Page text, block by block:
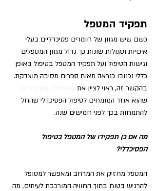
תפקיד המטפל
כשם שיש מגוון של חומרים פסיכדליים בעלי
איכויות וסגולות שונות כך גדול מגוון המטפלים
וגישות הטיפול ועל תפקיד המטפל בטיפול באופן
כללי נכתבו כנראה מאות ספרים מסיבה מוצדקת.
בהקשר זה, ראוי לציין את
שהוא אחד המומחים לטיפול הפסיכדלי שהחל
להתמחות בכך לפני חמישים שנה.
מה אם כן תפקידו של המטפל בטיפול
הפסיכדלי?
המטפל מחזיק את המרחב ומאפשר למטופל
להרגיש בטוח בתוך החוויה המורכבת לעיתים, מה